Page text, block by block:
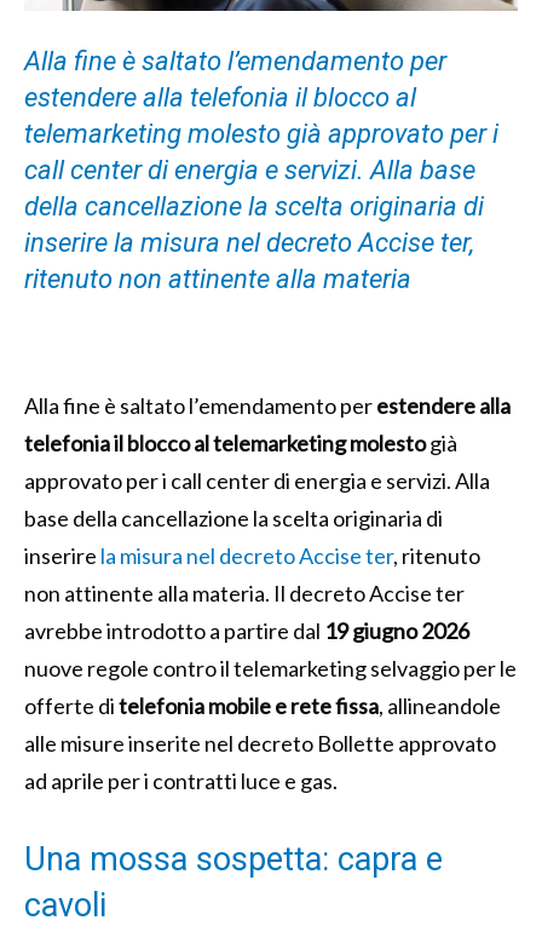
Alla fine è saltato l’emendamento per
estendere alla telefonia il blocco al
telemarketing molesto già approvato per i
call center di energia e servizi. Alla base
della cancellazione la scelta originaria di
inserire la misura nel decreto Accise ter,
ritenuto non attinente alla materia
Alla fine è saltato l’emendamento perestendere alla
telefonia il blocco al telemarketing molestogià
approvato per i call center di energia e servizi. Alla
base della cancellazione la scelta originaria di
inserire la misura nel decreto Accise ter, ritenuto
non attinente alla materia. Il decreto Accise ter
avrebbe introdotto a partire dal 19 giugno 2026
nuove regole contro il telemarketing selvaggio per le
offerte ditelefonia mobile e rete fissa, allineandole
alle misure inserite nel decreto Bollette approvato
ad aprile per i contratti luce e gas.
Una mossa sospetta: capra e
cavoli